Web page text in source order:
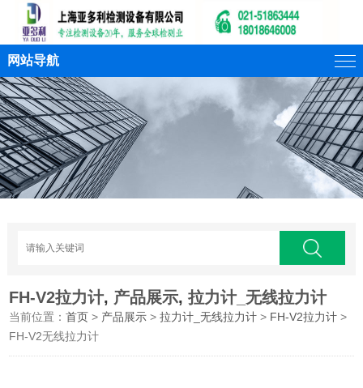
网站导航
FH-V2拉力计, 产品展示,拉力计_无线拉力计
当前位置：首页 > 产品展示 >拉力计_无线拉力计 > FH-V2拉力计 >
FH-V2无线拉力计